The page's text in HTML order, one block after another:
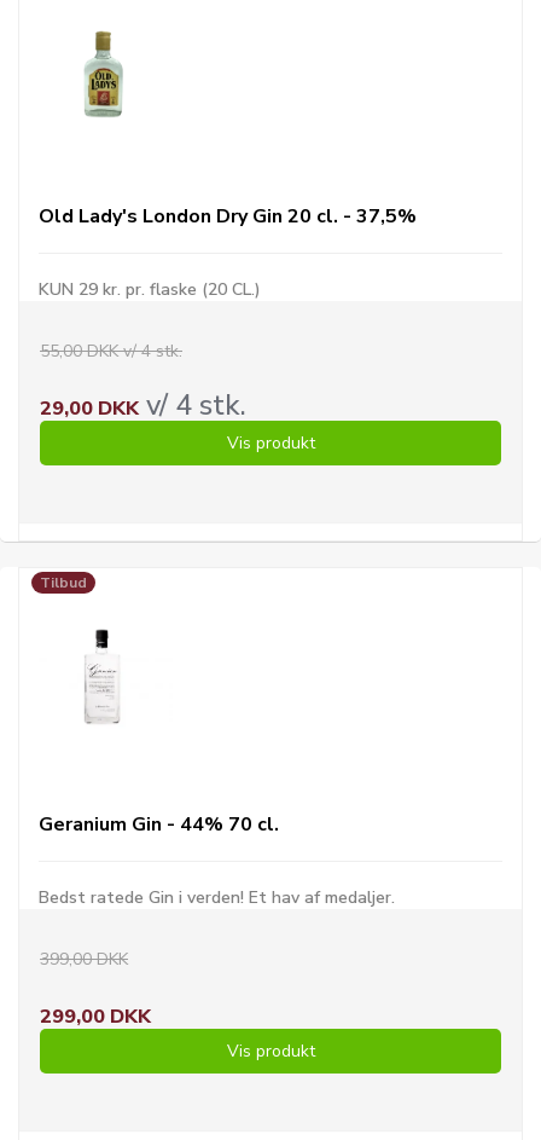
Old Lady's London Dry Gin 20 cl. - 37,5%
KUN 29 kr. pr. flaske (20 CL.)
55,00 DKK v/ 4 stk.
29,00 DKKv/ 4 stk.
Vis produkt
Tilbud
Geranium Gin - 44% 70 cl.
Bedst ratede Gin i verden! Et hav af medaljer.
399,00 DKK
299,00 DKK
Vis produkt